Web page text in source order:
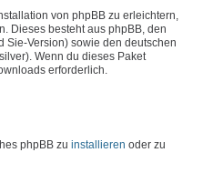
von phpBB zu erleichtern,
Dieses besteht aus phpBB, den
Sie-Version) sowie den deutschen
Wenn du dieses Paket
erforderlich.
phpBB zu installieren oder zu